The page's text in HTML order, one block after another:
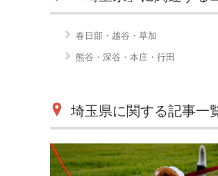
春日部・越谷・草加
熊谷・深谷・本庄・行田
埼玉県に関する記事一